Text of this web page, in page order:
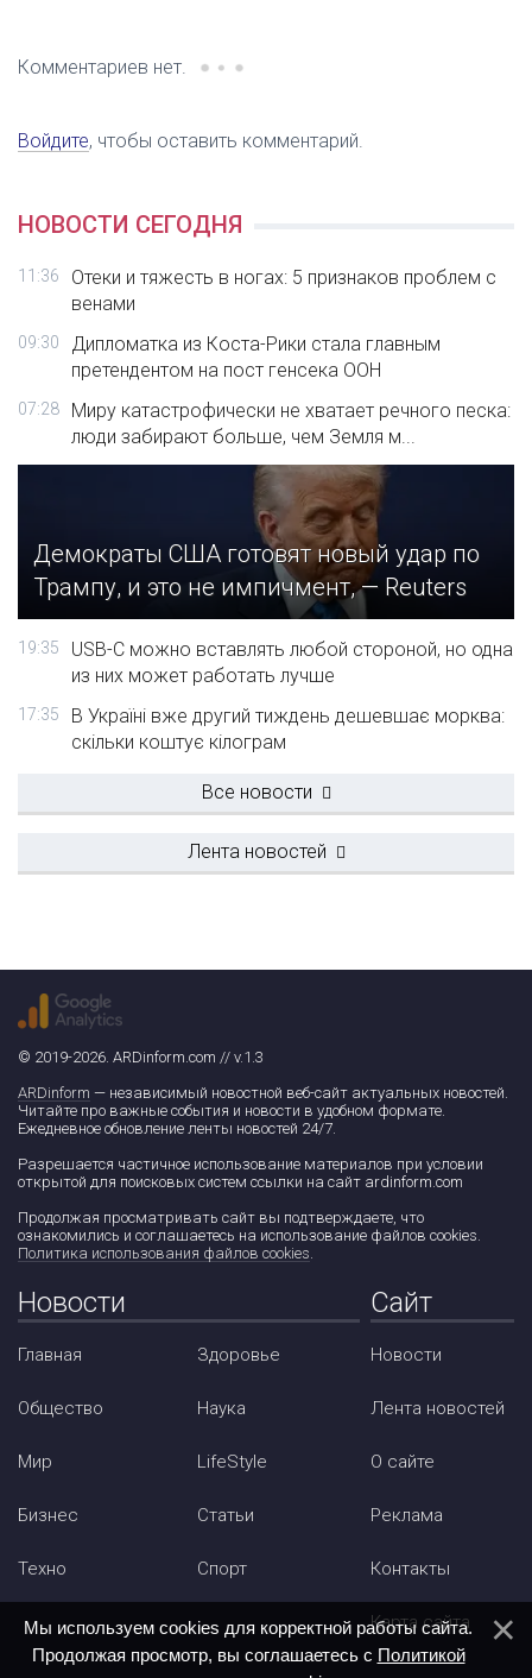
Комментариев нет.
Войдите, чтобы оставить комментарий.
НОВОСТИ СЕГОДНЯ
11:36
Отеки и тяжесть в ногах: 5 признаков проблем с
венами
09:30
Дипломатка из Коста-Рики стала главным
претендентом на пост генсека ООН
07:28
Миру катастрофически не хватает речного песка:
люди забирают больше, чем Земля м...
Демократы США готовят новый удар по
Трампу, и это не импичмент, — Reuters
19:35
USB-C можно вставлять любой стороной, но одна
из них может работать лучше
17:35
В Україні вже другий тиждень дешевшає морква:
скільки коштує кілограм
Все новости
Лента новостей
© 2019-2026. ARDinform.com // v.1.3
ARDinform — независимый новостной веб-сайт актуальных новостей.
Читайте про важные события и новости в удобном формате.
Ежедневное обновление ленты новостей 24/7.
Разрешается частичное использование материалов при условии
открытой для поисковых систем ссылки на сайт ardinform.com
Продолжая просматривать сайт вы подтверждаете, что
ознакомились и соглашаетесь на использование файлов cookies.
Политика использования файлов cookies.
Новости
Главная
Общество
Мир
Бизнес
Техно
Здоровье
Наука
LifeStyle
Статьи
Спорт
Сайт
Новости
Лента новостей
О сайте
Реклама
Контакты
Карта сайта
Мы используем cookies для корректной работы сайта.
Продолжая просмотр, вы соглашаетесь с Политикой